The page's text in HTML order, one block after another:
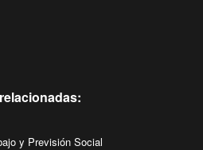
y Previsión Social